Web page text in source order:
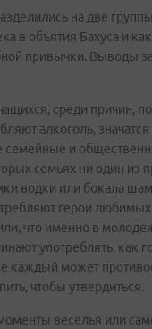
на две
в объятия Бахуса и
привычки. Выводы
среди причин,
алкоголь,
семейные и
семьях ни один из
водки или бокала
герои
что именно в
употреблять, как
каждый может
чтобы утвердиться.
веселья или